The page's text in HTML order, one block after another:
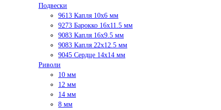
Подвески
9613 Капля 10х6 мм
9273 Барокко 16x11.5 мм
9083 Капля 16x9.5 мм
9083 Капля 22x12.5 мм
9045 Сердце 14х14 мм
Риволи
10 мм
12 мм
14 мм
8 мм